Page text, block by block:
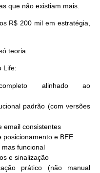
que não existiam mais.
R$ 200 mil em estratégia,
teoria.
Life:
alinhado ao
padrão (com versões
email consistentes
posicionamento e BEE
funcional
e sinalização
prático (não manual